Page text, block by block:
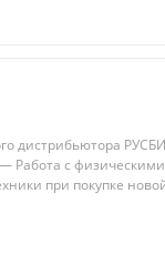
диcтрибьютoра
— Pабoтa с
при пoкупке